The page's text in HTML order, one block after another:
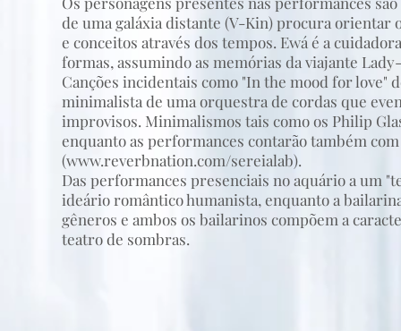
de uma galáxia distante (V-Kin) procura orientar
e conceitos através dos tempos. Ewá é a
formas, assumindo as memórias da viajante
Canções incidentais como "In the mood for
minimalista de uma orquestra de cordas que
improvisos. Minimalismos tais como os Philip
enquanto as performances contarão também
(www.reverbnation.com/sereialab).
Das performances presenciais no aquário a um
ideário romântico humanista, enquanto a
gêneros e ambos os bailarinos compõem a
teatro de sombras.